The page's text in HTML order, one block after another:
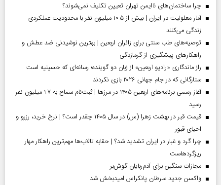
چرا ساختمان‌های ناایمن تهران تعیین تکلیف نمی‌شوند؟
آمار معلولیت در ایران | بیش از ۱۰.۵ میلیون نفر با محدودیت عملکردی
زندگی می‌کنند
توصیه‌های طب سنتی برای زائران اربعین | بهترین نوشیدنی ضد عطش و
راهکارهای پیشگیری از گرمازدگی
راز ماندگاری «رادیو اربعین» از زبان دو گوینده؛ رسانه‌ای که حسینیه است
ستارگانی که در جام جهانی ۲۰۲۶ بازی نکردند
آغاز رسمی برنامه‌های اربعین ۱۴۰۵ در مرز‌ها | ثبت‌نام سماح به ۱.۷ میلیون نفر
رسید
قیمت قبر در بهشت زهرا (س) در سال ۱۴۰۵ چقدر است؟ | نرخ خرید، رزرو و
احیای قبور
چرا گرد و غبار در ایران تشدید شد؟ | حقابه تالاب‌ها مهم‌ترین راهکار مهار
ریزگردهاست
مجازات سنگین برای آدم‌ربایان گوش‌بر
واکسن جدید سرطان پانکراس امیدبخش شد